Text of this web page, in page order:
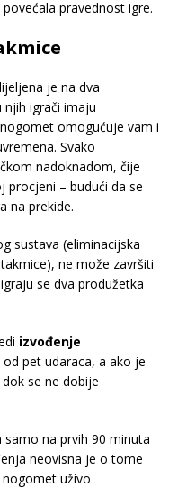
pravednost igre.
je na dva
igrači imaju
omogućuje vam i
Svako
nadoknadom, čije
– budući da se
na prekide.
sustava (eliminacijska
ne može završiti
se dva produžetka
izvođenje
pet udaraca, a ako je
se ne dobije
na prvih 90 minuta
neovisna je o tome
nogomet uživo